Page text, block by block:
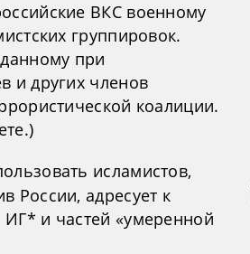
ВКС военному
группировок.
при
и других членов
коалиции.
исламистов,
России, адресует к
и частей «умеренной